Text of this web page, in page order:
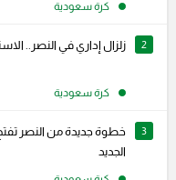
كرة سعودية
2 زلزال إداري في النصر..
كرة سعودية
3
خطوة جديدة من النصر
الجديد